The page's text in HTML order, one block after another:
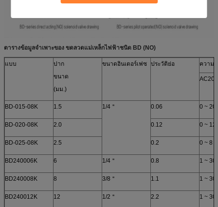
ตารางข้อมูลจำเพาะของ ขดลวดแม่เหล็กไฟฟ้าชนิด BD (NO)
แบบ
ปาก
ขนาด
(มม.)
ขนาดอินเตอร์เฟซ ประวัติย่อ ความ
BD-015-08K 1.5 1/4＂ 0.06 0 ~ 20
BD-020-08K 2.0 0.12 0 ~ 12
BD-025-08K 2.5 0.2 0 ~ 8
BD240006K 6 1/4＂ 0.8 1 ~ 30
BD240008K 8 3/8＂ 1.1 1 ~ 30
BD240012K 12 1/2＂ 2.2 1 ~ 30